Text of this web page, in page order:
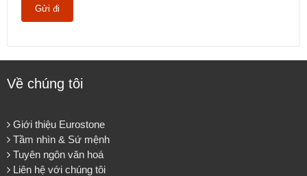
Về chúng tôi
Giới thiệu Eurostone
Tầm nhìn & Sứ mệnh
Tuyên ngôn văn hoá
Liên hệ với chúng tôi